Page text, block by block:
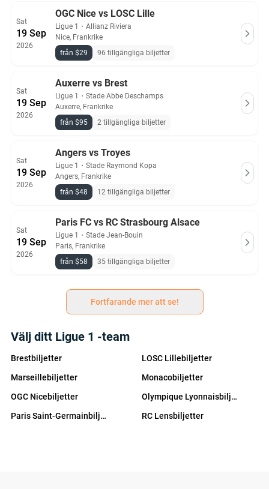
Sat
19 Sep
2026
OGC Nice vs LOSC Lille
Ligue 1 ・ Allianz Riviera
Nice, Frankrike
från $29
96 tillgängliga biljetter
Sat
19 Sep
2026
Auxerre vs Brest
Ligue 1 ・ Stade Abbe Deschamps
Auxerre, Frankrike
från $95
2 tillgängliga biljetter
Sat
19 Sep
2026
Angers vs Troyes
Ligue 1 ・ Stade Raymond Kopa
Angers, Frankrike
från $48
12 tillgängliga biljetter
Sat
19 Sep
2026
Paris FC vs RC Strasbourg Alsace
Ligue 1 ・ Stade Jean-Bouin
Paris, Frankrike
från $58
35 tillgängliga biljetter
Fortfarande mer att se!
Välj ditt Ligue 1 -team
Brestbiljetter
LOSC Lillebiljetter
Marseillebiljetter
Monacobiljetter
OGC Nicebiljetter
Olympique Lyonnaisbiljetter
Paris Saint-Germainbiljetter
RC Lensbiljetter